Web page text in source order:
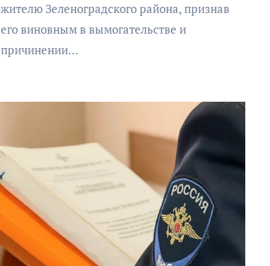
жителю Зеленоградского района, признав
его виновным в вымогательстве и
причинении…